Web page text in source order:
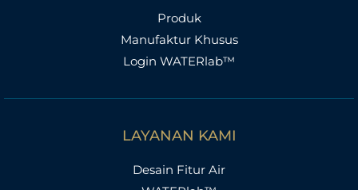
Produk
Manufaktur Khusus
Login WATERlab™
LAYANAN KAMI
Desain Fitur Air